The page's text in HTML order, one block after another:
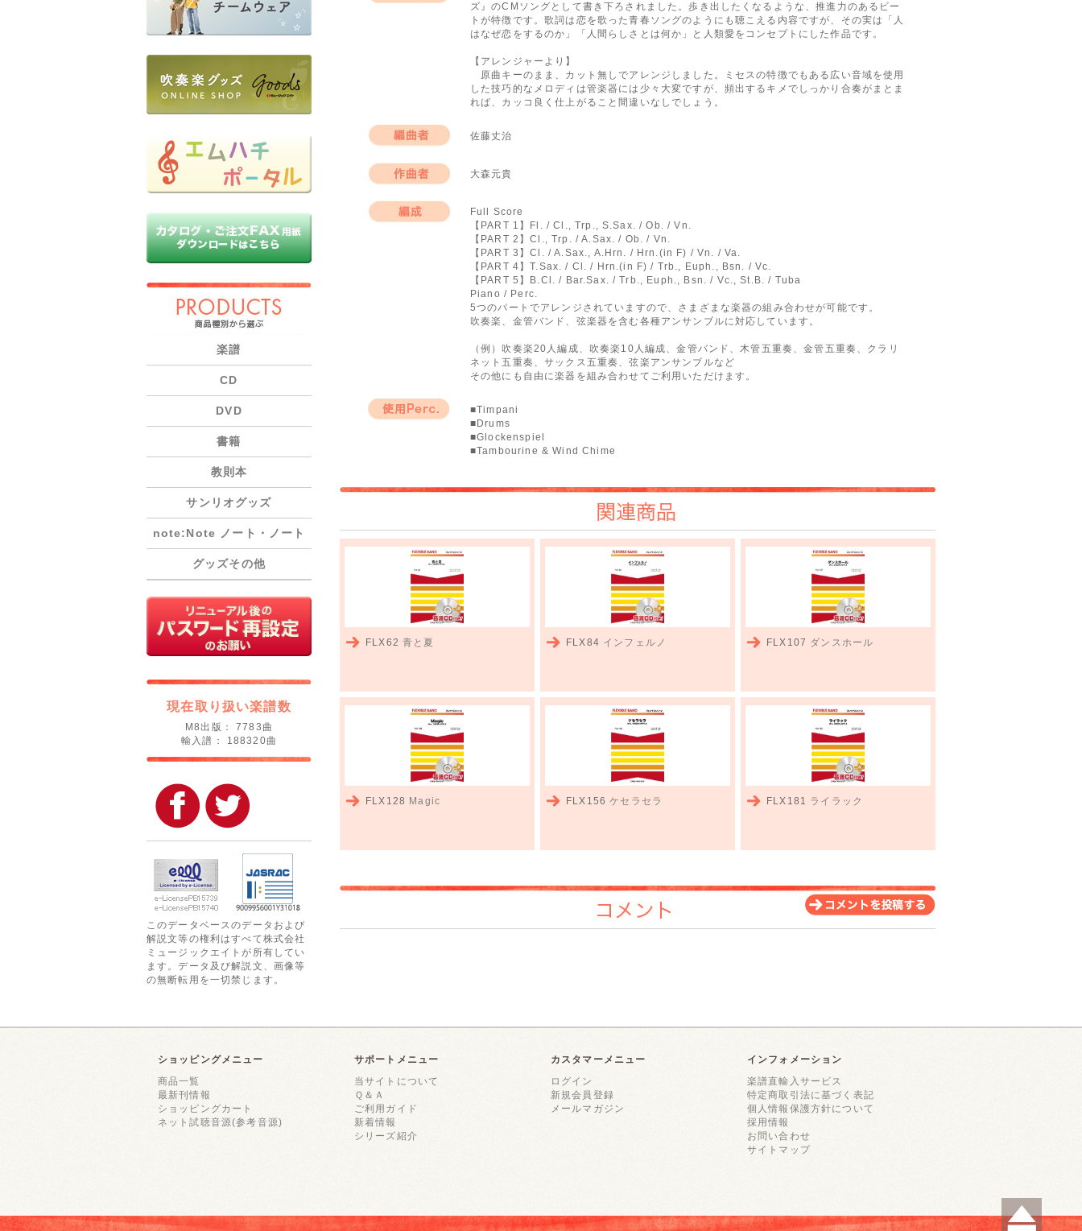
楽譜
CD
DVD
書籍
教則本
サンリオグッズ
note:Note ノート・ノート
グッズその他
現在取り扱い楽譜数
M8出版： 7783曲
輸入譜： 188320曲
このデータベースのデータおよび
解説文等の権利はすべて株式会社
ミュージックエイトが所有してい
ます。データ及び解説文、画像等
の無断転用を一切禁じます。
ズ』のCMソングとして書き下ろされました。歩き出したくなるような、推進力のあるビー
トが特徴です。歌詞は恋を歌った青春ソングのようにも聴こえる内容ですが、その実は「人
はなぜ恋をするのか」「人間らしさとは何か」と人類愛をコンセプトにした作品です。
【アレンジャーより】
原曲キーのまま、カット無しでアレンジしました。ミセスの特徴でもある広い音域を使用
した技巧的なメロディは管楽器には少々大変ですが、頻出するキメでしっかり合奏がまとま
れば、カッコ良く仕上がること間違いなしでしょう。
佐藤丈治
大森元貴
Full Score
【PART 1】Fl. / Cl., Trp., S.Sax. / Ob. / Vn.
【PART 2】Cl., Trp. / A.Sax. / Ob. / Vn.
【PART 3】Cl. / A.Sax., A.Hrn. / Hrn.(in F) / Vn. / Va.
【PART 4】T.Sax. / Cl. / Hrn.(in F) / Trb., Euph., Bsn. / Vc.
【PART 5】B.Cl. / Bar.Sax. / Trb., Euph., Bsn. / Vc., St.B. / Tuba
Piano / Perc.
5つのパートでアレンジされていますので、さまざまな楽器の組み合わせが可能です。
吹奏楽、金管バンド、弦楽器を含む各種アンサンブルに対応しています。
（例）吹奏楽20人編成、吹奏楽10人編成、金管バンド、木管五重奏、金管五重奏、クラリ
ネット五重奏、サックス五重奏、弦楽アンサンブルなど
その他にも自由に楽器を組み合わせてご利用いただけます。
■Timpani
■Drums
■Glockenspiel
■Tambourine & Wind Chime
関連商品
FLX62青と夏 FLX84 インフェルノ FLX107 ダンスホール
FLX128 Magic FLX156ケセラセラ FLX181 ライラック
コメント
ショッピングメニュー
商品一覧
最新刊情報
ショッピングカート
ネット試聴音源(参考音源)
サポートメニュー
当サイトについて
Ｑ＆Ａ
ご利用ガイド
新着情報
シリーズ紹介
カスタマーメニュー
ログイン
新規会員登録
メールマガジン
インフォメーション
楽譜直輸入サービス
特定商取引法に基づく表記
個人情報保護方針について
採用情報
お問い合わせ
サイトマップ